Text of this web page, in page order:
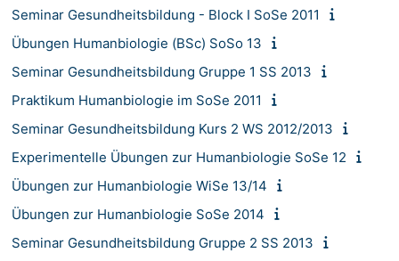
Seminar Gesundheitsbildung - Block I SoSe 2011
Übungen Humanbiologie (BSc) SoSo 13
Seminar Gesundheitsbildung Gruppe 1 SS 2013
Praktikum Humanbiologie im SoSe 2011
Seminar Gesundheitsbildung Kurs 2 WS 2012/2013
Experimentelle Übungen zur Humanbiologie SoSe 12
Übungen zur Humanbiologie WiSe 13/14
Übungen zur Humanbiologie SoSe 2014
Seminar Gesundheitsbildung Gruppe 2 SS 2013